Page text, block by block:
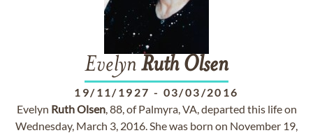
Evelyn Ruth Olsen
19/11/1927 - 03/03/2016
Evelyn RuthOlsen, 88, of Palmyra, VA, departed this life on
Wednesday, March 3, 2016. She was born on November 19,